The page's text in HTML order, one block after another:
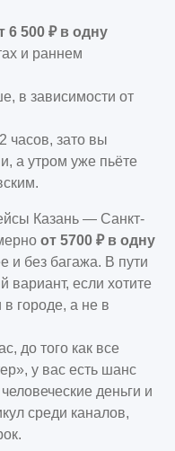
6 500 ₽ в одну
и раннем
в зависимости от
часов, зато вы
а утром уже пьёте
Казань — Санкт-
от 5700 ₽ в одну
и без багажа. В пути
если хотите
городе, а не в
до того как все
у вас есть шанс
деньги и
среди каналов,